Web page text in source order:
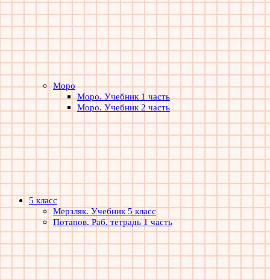
Моро
Моро. Учебник 1 часть
Моро. Учебник 2 часть
5 класс
Мерзляк. Учебник 5 класс
Потапов. Раб. тетрадь 1 часть